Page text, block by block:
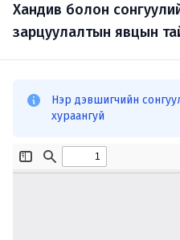
Хандив болон
зарцуулалтын явцын
Нэр дэвшигчийн
хураангуй